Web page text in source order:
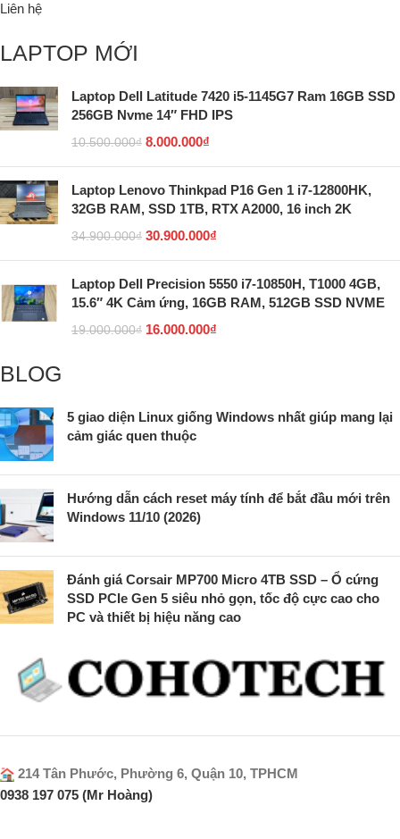
Liên hệ
LAPTOP MỚI
Laptop Dell Latitude 7420 i5-1145G7 Ram 16GB SSD
256GB Nvme 14″ FHD IPS
10.500.000₫ 8.000.000₫
Laptop Lenovo Thinkpad P16 Gen 1 i7-12800HK,
32GB RAM, SSD 1TB, RTX A2000, 16 inch 2K
34.900.000₫ 30.900.000₫
Laptop Dell Precision 5550 i7-10850H, T1000 4GB,
15.6″ 4K Cảm ứng, 16GB RAM, 512GB SSD NVME
19.000.000₫ 16.000.000₫
BLOG
5 giao diện Linux giống Windows nhất giúp mang lại
cảm giác quen thuộc
Hướng dẫn cách reset máy tính để bắt đầu mới trên
Windows 11/10 (2026)
Đánh giá Corsair MP700 Micro 4TB SSD – Ổ cứng
SSD PCIe Gen 5 siêu nhỏ gọn, tốc độ cực cao cho
PC và thiết bị hiệu năng cao
214 Tân Phước, Phường 6, Quận 10, TPHCM
0938 197 075 (Mr Hoàng)